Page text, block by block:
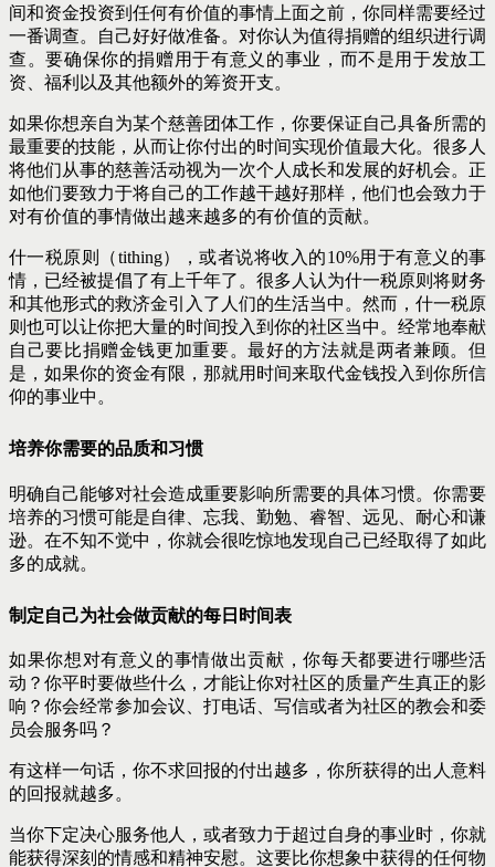
间和资金投资到任何有价值的事情上面之前，你同样需要经过
一番调查。自己好好做准备。对你认为值得捐赠的组织进行调
查。要确保你的捐赠用于有意义的事业，而不是用于发放工
资、福利以及其他额外的筹资开支。
如果你想亲自为某个慈善团体工作，你要保证自己具备所需的
最重要的技能，从而让你付出的时间实现价值最大化。很多人
将他们从事的慈善活动视为一次个人成长和发展的好机会。正
如他们要致力于将自己的工作越干越好那样，他们也会致力于
对有价值的事情做出越来越多的有价值的贡献。
什一税原则（tithing），或者说将收入的10%用于有意义的事
情，已经被提倡了有上千年了。很多人认为什一税原则将财务
和其他形式的救济金引入了人们的生活当中。然而，什一税原
则也可以让你把大量的时间投入到你的社区当中。经常地奉献
自己要比捐赠金钱更加重要。最好的方法就是两者兼顾。但
是，如果你的资金有限，那就用时间来取代金钱投入到你所信
仰的事业中。
培养你需要的品质和习惯
明确自己能够对社会造成重要影响所需要的具体习惯。你需要
培养的习惯可能是自律、忘我、勤勉、睿智、远见、耐心和谦
逊。在不知不觉中，你就会很吃惊地发现自己已经取得了如此
多的成就。
制定自己为社会做贡献的每日时间表
如果你想对有意义的事情做出贡献，你每天都要进行哪些活
动？你平时要做些什么，才能让你对社区的质量产生真正的影
响？你会经常参加会议、打电话、写信或者为社区的教会和委
员会服务吗？
有这样一句话，你不求回报的付出越多，你所获得的出人意料
的回报就越多。
当你下定决心服务他人，或者致力于超过自身的事业时，你就
能获得深刻的情感和精神安慰。这要比你想象中获得的任何物